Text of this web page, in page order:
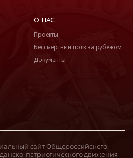
О НАС
Проекты
Бессмертный полк за рубежом
Документы
сайт Общероссийского
патриотического движения